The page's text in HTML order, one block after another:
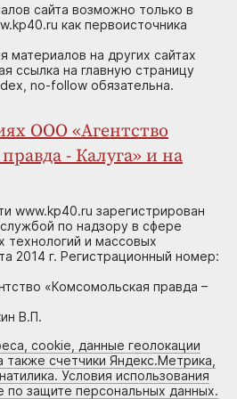
сайта возможно только в
как первоисточника
материалов на других сайтах
ссылка на главную страницу
no-follow обязательна.
ООО «Агентство
- Калуга» и на
www.kp40.ru зарегистрирован
по надзору в сфере
технологий и массовых
2014 г. Регистрационный номер:
«Комсомольская правда –
В.П.
cookie, данные геолокации
также счетчики Яндекс.Метрика,
Условия использования
по защите персональных данных.